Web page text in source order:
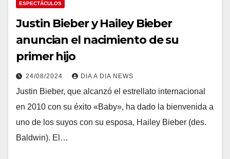
ESPECTÁCULOS
Justin Bieber y Hailey Bieber
anuncian el nacimiento de su
primer hijo
24/08/2024 DIA A DIA NEWS
Justin Bieber, que alcanzó el estrellato internacional
en 2010 con su éxito «Baby», ha dado la bienvenida a
uno de los suyos con su esposa, Hailey Bieber (des.
Baldwin). El…